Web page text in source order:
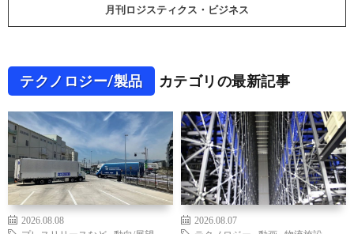
月刊ロジスティクス・ビジネス
テクノロジー/製品 カテゴリの最新記事
2026.08.08
2026.08.07